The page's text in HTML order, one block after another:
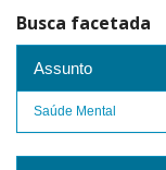
Busca facetada
Assunto
Saúde Mental